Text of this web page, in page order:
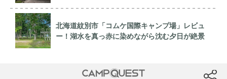
北海道紋別市「コムケ国際キャンプ場」レビュ
ー！湖水を真っ赤に染めながら沈む夕日が絶景
btn
CAMP QUEST